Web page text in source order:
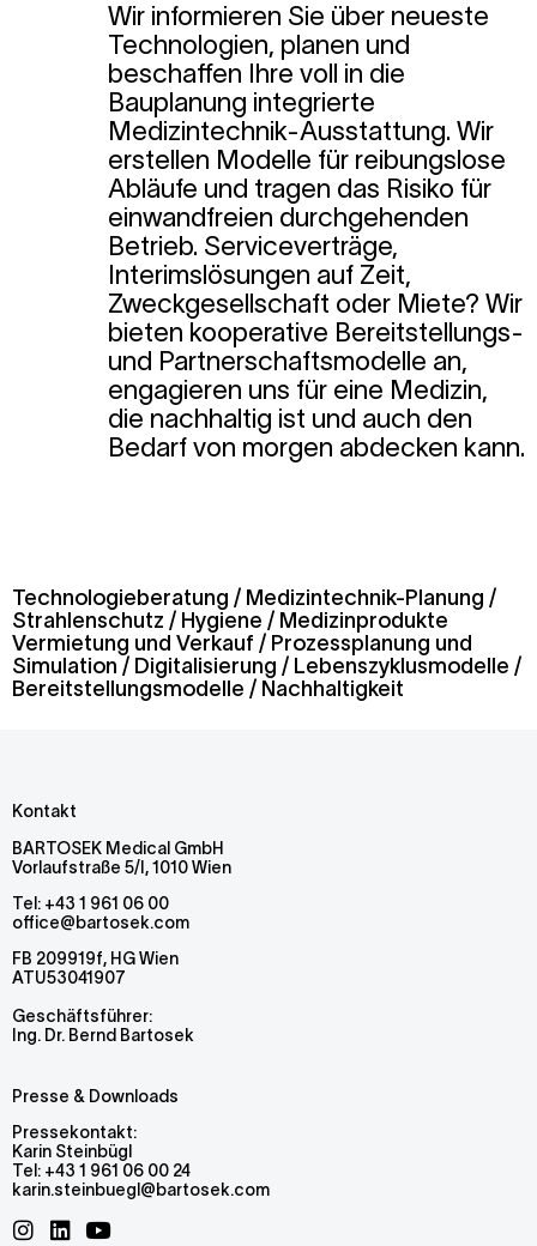
Technologieberatung / Medizintechnik-Planung /
Strahlenschutz / Hygiene / Medizinprodukte
Vermietung und Verkauf / Prozessplanung und
Simulation / Digitalisierung / Lebenszyklusmodelle /
Bereitstellungsmodelle / Nachhaltigkeit
Wir informieren Sie über neueste
Technologien, planen und
beschaffen Ihre voll in die
Bauplanung integrierte
Medizintechnik-Ausstattung. Wir
erstellen Modelle für reibungslose
Abläufe und tragen das Risiko für
einwandfreien durchgehenden
Betrieb. Serviceverträge,
Interimslösungen auf Zeit,
Zweckgesellschaft oder Miete? Wir
bieten kooperative Bereitstellungs-
und Partnerschaftsmodelle an,
engagieren uns für eine Medizin,
die nachhaltig ist und auch den
Bedarf von morgen abdecken kann.
Kontakt
BARTOSEK Medical GmbH
Vorlaufstraße 5/I, 1010 Wien
Tel: +43 1 961 06 00
office@bartosek.com
FB 209919f, HG Wien
ATU53041907
Geschäftsführer:
Ing. Dr. Bernd Bartosek
Presse & Downloads
Pressekontakt:
Karin Steinbügl
Tel: +43 1 961 06 00 24
karin.steinbuegl@bartosek.com